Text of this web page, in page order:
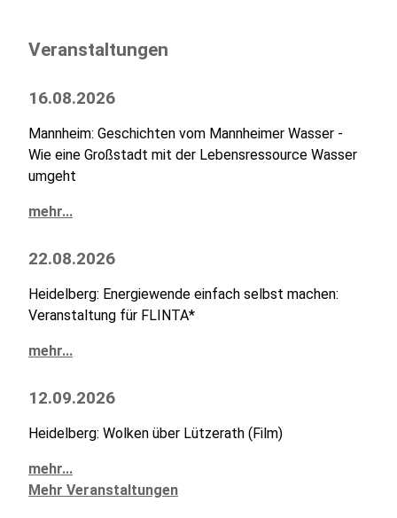
Veranstaltungen
16.08.2026
Mannheim: Geschichten vom Mannheimer Wasser -
Wie eine Großstadt mit der Lebensressource Wasser
umgeht
mehr...
22.08.2026
Heidelberg: Energiewende einfach selbst machen:
Veranstaltung für FLINTA*
mehr...
12.09.2026
Heidelberg: Wolken über Lützerath (Film)
mehr...
Mehr Veranstaltungen